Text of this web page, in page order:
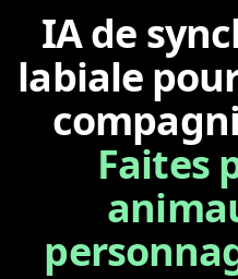
IA de
labiale
Faites